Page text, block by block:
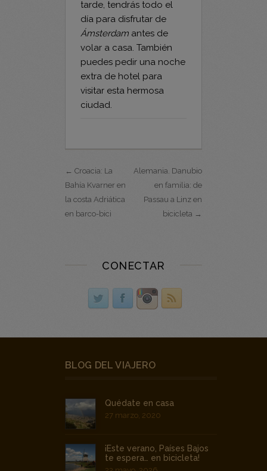
vuelo de regreso por la
tarde, tendrás todo el
día para disfrutar de
Ámsterdamantes de
volar a casa. También
puedes pedir una noche
extra de hotel para
visitar esta hermosa
← Croacia: La
Bahía Kvarner en
la costa Adriática
Alemania. Danubio
en familia: de
Passau a Linz en
Quédate en casa
¡Este verano, Países Bajos